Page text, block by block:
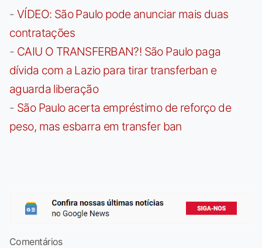
- VÍDEO: São Paulo pode anunciar mais duas
contratações
- CAIU O TRANSFERBAN?! São Paulo paga
dívida com a Lazio para tirar transferban e
aguarda liberação
- São Paulo acerta empréstimo de reforço de
peso, mas esbarra em transfer ban
Comentários